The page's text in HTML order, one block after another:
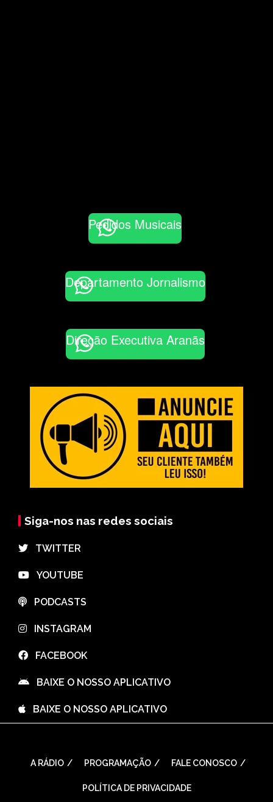
Pedidos Musicais
Departamento Jornalismo
Direção Executiva Aranãs
Siga-nos nas redes sociais
⠀TWITTER
⠀YOUTUBE
⠀PODCASTS
⠀INSTAGRAM
⠀FACEBOOK
⠀BAIXE O NOSSO APLICATIVO
⠀BAIXE O NOSSO APLICATIVO
A RÁDIO PROGRAMAÇÃO FALE CONOSCO
POLÍTICA DE PRIVACIDADE